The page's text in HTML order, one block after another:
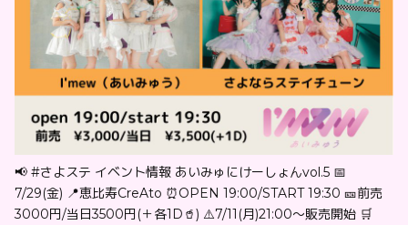
📢 #さよステ イベント情報 あいみゅにけーしょんvol.5 📅
7/29(金) 📍恵比寿CreAto ⏰OPEN 19:00/START 19:30 🎫前売
3000円/当日3500円(＋各1D🥤) ⚠️7/11(月)21:00〜販売開始 🛒